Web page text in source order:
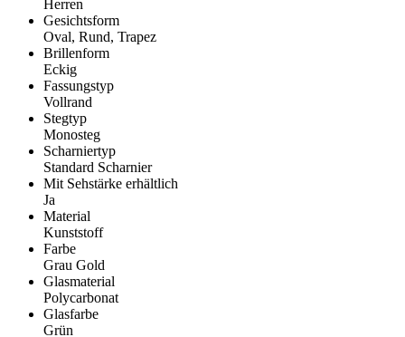
Herren
Gesichtsform
Oval, Rund, Trapez
Brillenform
Eckig
Fassungstyp
Vollrand
Stegtyp
Monosteg
Scharniertyp
Standard Scharnier
Mit Sehstärke erhältlich
Ja
Material
Kunststoff
Farbe
Grau Gold
Glasmaterial
Polycarbonat
Glasfarbe
Grün